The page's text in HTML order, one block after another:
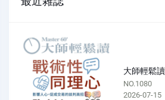
大師輕鬆讀
NO.1079
2026-07-08